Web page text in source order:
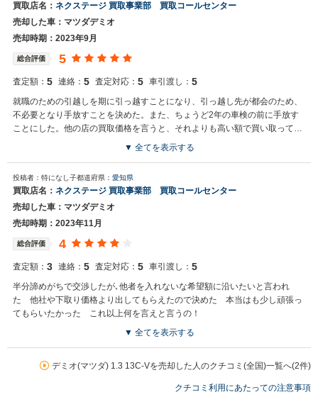
買取店名： ネクステージ 買取事業部 買取コールセンター
売却した車：マツダデミオ
売却時期：2023年9月
総合評価 5
査定額： 5 連絡： 5 査定対応： 5 車引渡し： 5
就職のための引越しを期に引っ越すことになり、引っ越し先が都会のため、
不必要となり手放すことを決めた。また、ちょうど2年の車検の前に手放す
ことにした。他の店の買取価格を言うと、それよりも高い額で買い取ってい
ただき、希望の手放す時期なども相談していただけた。
買取店からの返信
お世話になっております。 株式会社ネクステージでございます。 この
度はネクステージをご利用いただきまして誠にありがとうございまし
た。 今後もご満足いただけるよう精進してまいります。 スタッフ一
同、またのご利用お待ちしております。
▼ 全てを表示する
投稿者：特になし子都道府県： 愛知県
買取店名： ネクステージ 買取事業部 買取コールセンター
売却した車：マツダデミオ
売却時期：2023年11月
総合評価 4
査定額： 3 連絡： 5 査定対応： 5 車引渡し： 5
半分諦めがちで交渉したが､他者を入れないな希望額に沿いたいと言われ
た 他社や下取り価格より出してもらえたので決めた 本当はも少し頑張っ
てもらいたかった これ以上何を言えと言うの！
買取店からの返信
お世話になっております。 株式会社ネクステージでございます。 この
▼ 全てを表示する
デミオ(マツダ) 1.3 13C-Vを売却した人のクチコミ(全国)一覧へ(2件)
クチコミ利用にあたっての注意事項